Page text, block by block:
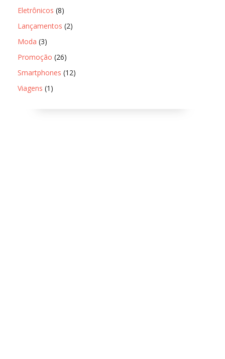
Eletrônicos (8)
Lançamentos (2)
Moda (3)
Promoção (26)
Smartphones (12)
Viagens (1)